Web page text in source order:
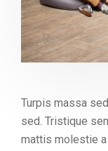
Turpis massa
sed. Tristique
mattis molestie a